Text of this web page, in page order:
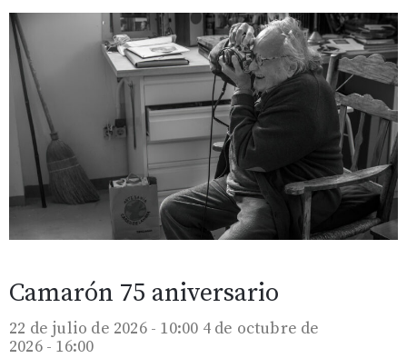
Camarón 75 aniversario
22 de julio de 2026 - 10:00 4 de octubre de
2026 - 16:00